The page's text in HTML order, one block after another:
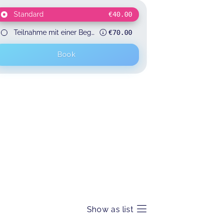
Standard €40.00
Teilnahme mit einer Begleitperson
€70.00
Book
Show as list